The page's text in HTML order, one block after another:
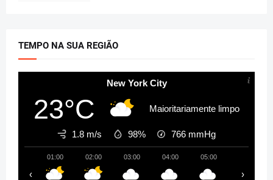
TEMPO NA SUA REGIÃO
New York City
23°C Maioritariamente limpo
1.8 m/s 98% 766 mmHg
01:00 02:00 03:00 04:00 05:00
‹ ›